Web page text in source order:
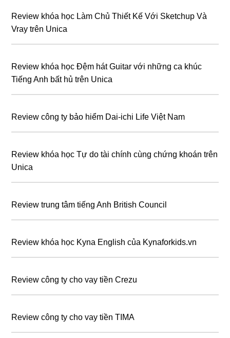
Review khóa học Làm Chủ Thiết Kế Với Sketchup Và
Vray trên Unica
Review khóa học Đệm hát Guitar với những ca khúc
Tiếng Anh bất hủ trên Unica
Review công ty bảo hiểm Dai-ichi Life Việt Nam
Review khóa học Tự do tài chính cùng chứng khoán trên
Unica
Review trung tâm tiếng Anh British Council
Review khóa học Kyna English của Kynaforkids.vn
Review công ty cho vay tiền Crezu
Review công ty cho vay tiền TIMA